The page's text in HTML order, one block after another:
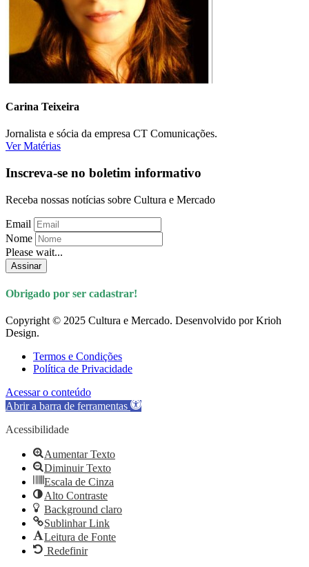
Carina Teixeira
Jornalista e sócia da empresa CT Comunicações.
Ver Matérias
Inscreva-se no boletim informativo
Receba nossas notícias sobre Cultura e Mercado
Email
Nome
Please wait...
Assinar
Obrigado por ser cadastrar!
Copyright © 2025 Cultura e Mercado. Desenvolvido por Krioh
Design.
Termos e Condições
Política de Privacidade
Acessar o conteúdo
Abrir a barra de ferramentas
Acessibilidade
Aumentar Texto
Diminuir Texto
Escala de Cinza
Alto Contraste
Background claro
Sublinhar Link
Leitura de Fonte
Redefinir